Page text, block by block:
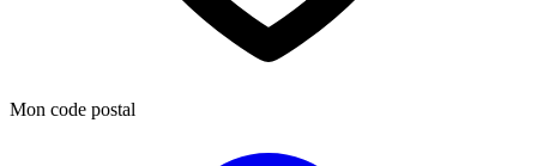
Mon code postal